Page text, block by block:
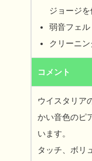
ジョージを
弱音フェ
クリーニン
コメント
ウイスタリア
かい音色のピ
います。
タッチ、ボリ